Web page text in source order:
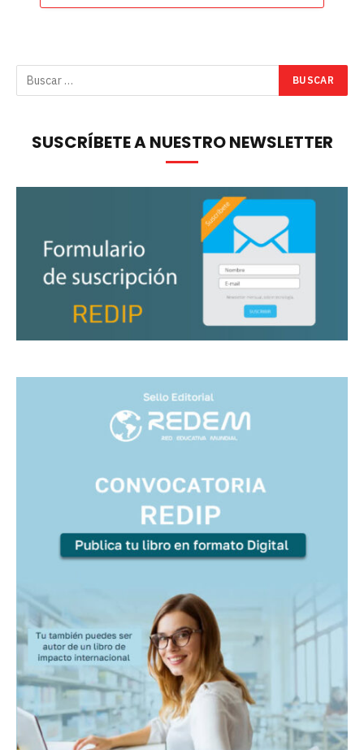
SUSCRÍBETE A NUESTRO NEWSLETTER